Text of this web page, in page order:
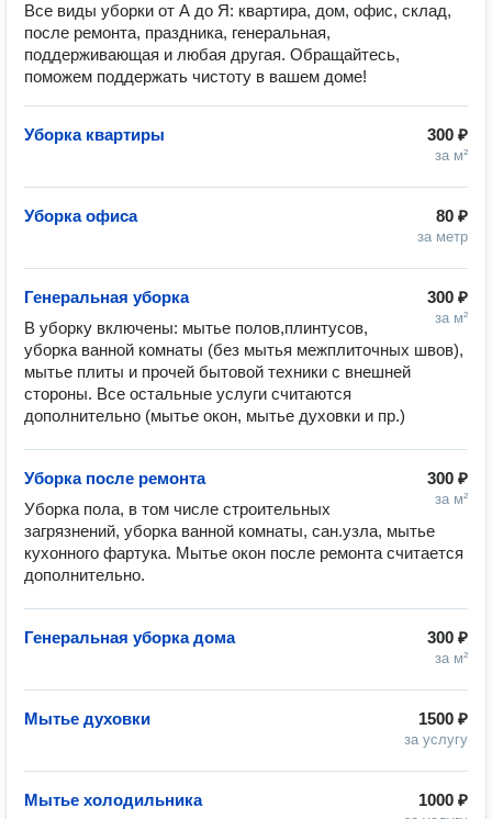
Все виды уборки от А до Я: квартира, дом, офис, склад,
после ремонта, праздника, генеральная,
поддерживающая и любая другая. Обращайтесь,
поможем поддержать чистоту в вашем доме!
300 ₽
за м²
Уборка квартиры
80 ₽
за метр
Уборка офиса
300 ₽
за м²
Генеральная уборка
В уборку включены: мытье полов,плинтусов,
уборка ванной комнаты (без мытья межплиточных швов),
мытье плиты и прочей бытовой техники с внешней
стороны. Все остальные услуги считаются
дополнительно (мытье окон, мытье духовки и пр.)
300 ₽
за м²
Уборка после ремонта
Уборка пола, в том числе строительных
загрязнений, уборка ванной комнаты, сан.узла, мытье
кухонного фартука. Мытье окон после ремонта считается
дополнительно.
300 ₽
за м²
Генеральная уборка дома
1500 ₽
за услугу
Мытье духовки
1000 ₽
Мытье холодильника